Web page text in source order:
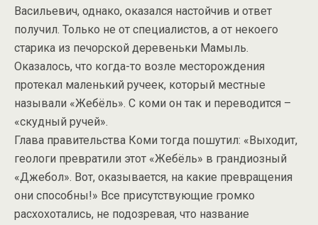
Васильевич, однако, оказался настойчив и ответ
получил. Только не от специалистов, а от некоего
старика из печорской деревеньки Мамыль.
Оказалось, что когда-то возле месторождения
протекал маленький ручеек, который местные
называли «Жебёль». С коми он так и переводится –
«скудный ручей».
Глава правительства Коми тогда пошутил: «Выходит,
геологи превратили этот «Жебёль» в грандиозный
«Джебол». Вот, оказывается, на какие превращения
они способны!» Все присутствующие громко
расхохотались, не подозревая, что название